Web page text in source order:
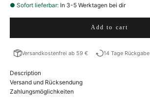
● Sofort lieferbar: In 3-5 Werktagen bei dir
Add to cart
Versandkostenfrei ab 59 € 14 Tage Rückgabe
Description
Versand und Rücksendung
Zahlungsmöglichkeiten